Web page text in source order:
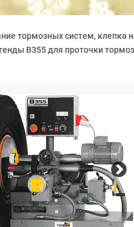
тормозных систем,
В355 для проточки